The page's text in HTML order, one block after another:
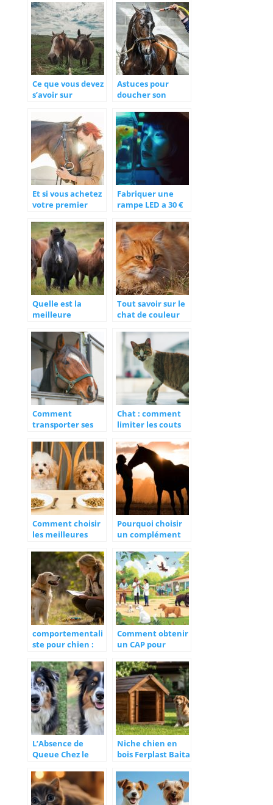
Ce que vous devez
s’avoir sur
Astuces pour
doucher son
Et si vous achetez
votre premier
maintenant!
Fabriquer une
rampe LED a 30 €
aquarium 240
litres
Quelle est la
meilleure
pour votre bétail ?
Tout savoir sur le
chat de couleur
Comment
transporter ses
securite ?
Chat : comment
limiter les couts
veterinaires ?
Comment choisir
les meilleures
votre chien :
guide complet
Pourquoi choisir
un complément
l’estomac de votre
cheval ?
comportementali
ste pour chien :
le bon expert
pour votre
compagnon
Comment obtenir
un CAP pour
animaux et
quelles
opportunités de
carrière ?
L’Absence de
Queue Chez le
: Un Atout en
Compétition ?
Niche chien en
bois Ferplast Baita
avis complet sur
cette solution
thermique